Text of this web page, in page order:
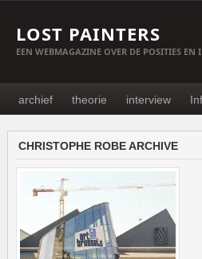
LOST PAINTERS
EEN WEBMAGAZINE OVER DE POSITIES EN
archief theorie interview
CHRISTOPHE ROBE ARCHIVE